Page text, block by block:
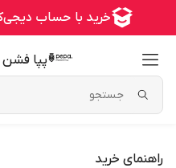
پپا فشن | Pepafashion
راهنمای خرید